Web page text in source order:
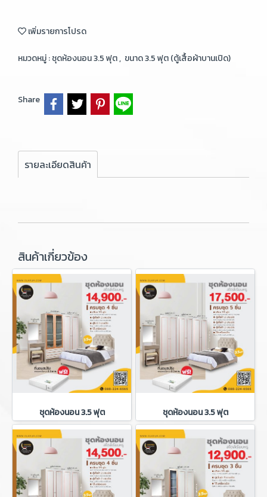
เพิ่มรายการโปรด
หมวดหมู่ :ชุดห้องนอน 3.5 ฟุต, ขนาด 3.5 ฟุต (ตู้เสื้อผ้าบานเปิด)
Share
รายละเอียดสินค้า
สินค้าเกี่ยวข้อง
ชุดห้องนอน 3.5 ฟุต ชุดห้องนอน 3.5 ฟุต